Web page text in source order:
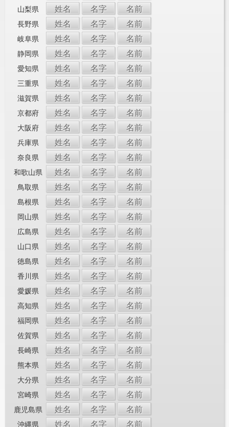
山梨県 姓名 名字 名前
長野県 姓名 名字 名前
岐阜県 姓名 名字 名前
静岡県 姓名 名字 名前
愛知県 姓名 名字 名前
三重県 姓名 名字 名前
滋賀県 姓名 名字 名前
京都府 姓名 名字 名前
大阪府 姓名 名字 名前
兵庫県 姓名 名字 名前
奈良県 姓名 名字 名前
和歌山県 姓名 名字 名前
鳥取県 姓名 名字 名前
島根県 姓名 名字 名前
岡山県 姓名 名字 名前
広島県 姓名 名字 名前
山口県 姓名 名字 名前
徳島県 姓名 名字 名前
香川県 姓名 名字 名前
愛媛県 姓名 名字 名前
高知県 姓名 名字 名前
福岡県 姓名 名字 名前
佐賀県 姓名 名字 名前
長崎県 姓名 名字 名前
熊本県 姓名 名字 名前
大分県 姓名 名字 名前
宮崎県 姓名 名字 名前
鹿児島県 姓名 名字 名前
沖縄県 姓名 名字 名前